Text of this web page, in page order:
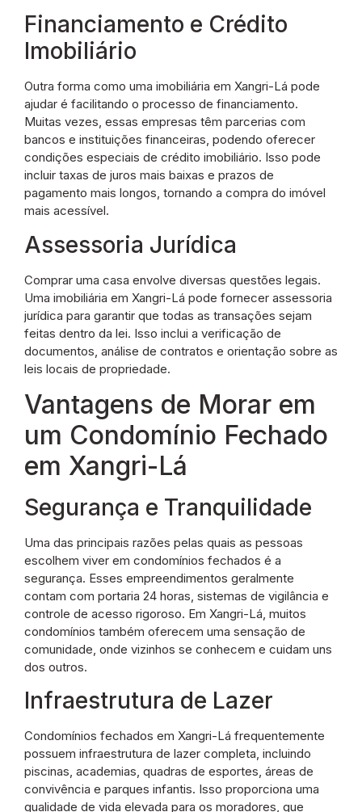
Financiamento e Crédito
Imobiliário
Outra forma como uma imobiliária em Xangri-Lá pode
ajudar é facilitando o processo de financiamento.
Muitas vezes, essas empresas têm parcerias com
bancos e instituições financeiras, podendo oferecer
condições especiais de crédito imobiliário. Isso pode
incluir taxas de juros mais baixas e prazos de
pagamento mais longos, tornando a compra do imóvel
mais acessível.
Assessoria Jurídica
Comprar uma casa envolve diversas questões legais.
Uma imobiliária em Xangri-Lá pode fornecer assessoria
jurídica para garantir que todas as transações sejam
feitas dentro da lei. Isso inclui a verificação de
documentos, análise de contratos e orientação sobre as
leis locais de propriedade.
Vantagens de Morar em
um Condomínio Fechado
em Xangri-Lá
Segurança e Tranquilidade
Uma das principais razões pelas quais as pessoas
escolhem viver em condomínios fechados é a
segurança. Esses empreendimentos geralmente
contam com portaria 24 horas, sistemas de vigilância e
controle de acesso rigoroso. Em Xangri-Lá, muitos
condomínios também oferecem uma sensação de
comunidade, onde vizinhos se conhecem e cuidam uns
dos outros.
Infraestrutura de Lazer
Condomínios fechados em Xangri-Lá frequentemente
possuem infraestrutura de lazer completa, incluindo
piscinas, academias, quadras de esportes, áreas de
convivência e parques infantis. Isso proporciona uma
qualidade de vida elevada para os moradores, que